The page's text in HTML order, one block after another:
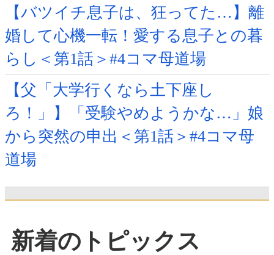
【バツイチ息子は、狂ってた…】離
婚して心機一転！愛する息子との暮
らし＜第1話＞#4コマ母道場
【父「大学行くなら土下座し
ろ！」】「受験やめようかな…」娘
から突然の申出＜第1話＞#4コマ母
道場
新着のトピックス